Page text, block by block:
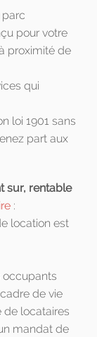
pour votre
proximité de
qui
loi 1901 sans
part aux
sur, rentable
:
location est
occupants
de vie
de locataires
mandat de